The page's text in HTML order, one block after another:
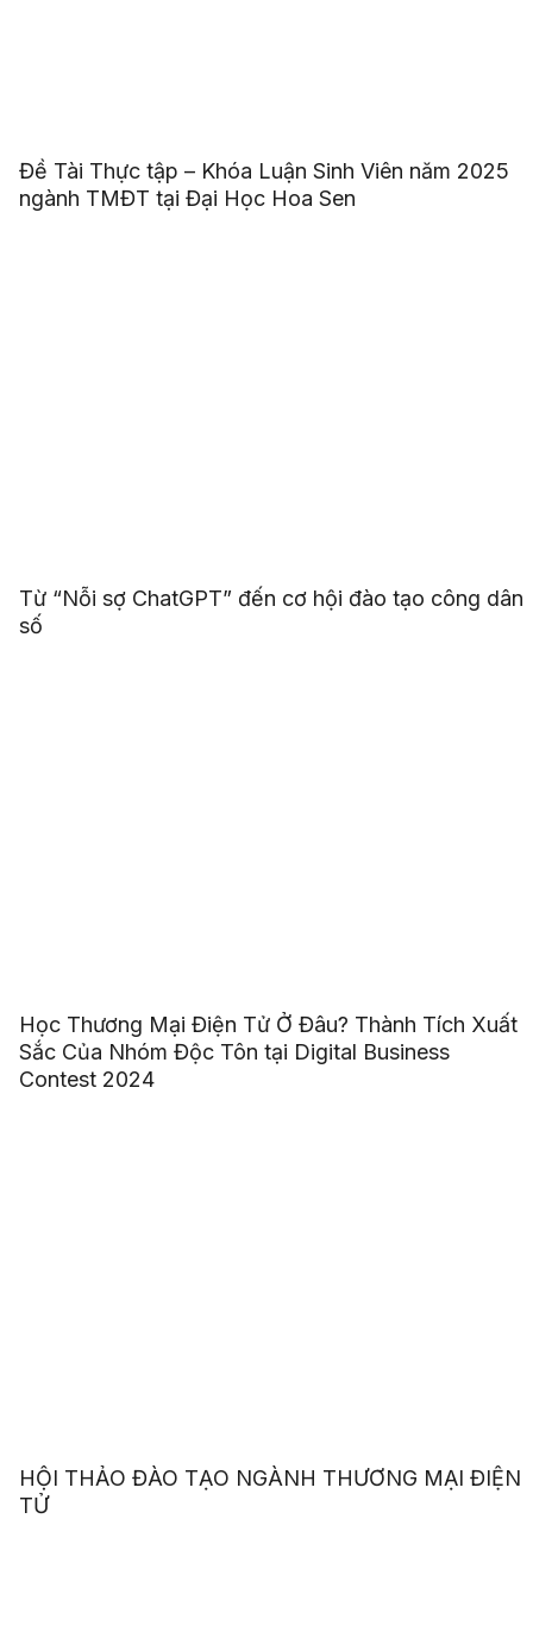
Đề Tài Thực tập – Khóa Luận Sinh Viên năm 2025
ngành TMĐT tại Đại Học Hoa Sen
Từ “Nỗi sợ ChatGPT” đến cơ hội đào tạo công dân
số
Học Thương Mại Điện Tử Ở Đâu? Thành Tích Xuất
Sắc Của Nhóm Độc Tôn tại Digital Business
Contest 2024
HỘI THẢO ĐÀO TẠO NGÀNH THƯƠNG MẠI ĐIỆN
TỬ